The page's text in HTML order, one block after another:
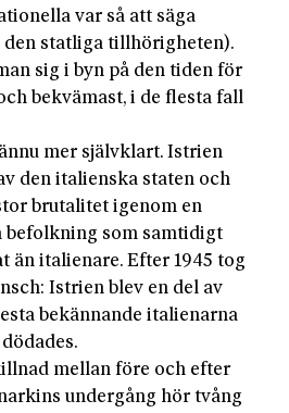
var så att säga
den statliga tillhörigheten).
sig i byn på den tiden för
bekvämast, i de flesta fall
mer självklart. Istrien
den italienska staten och
brutalitet igenom en
befolkning som samtidigt
än italienare. Efter 1945 tog
Istrien blev en del av
bekännande italienarna
mellan före och efter
undergång hör tvång